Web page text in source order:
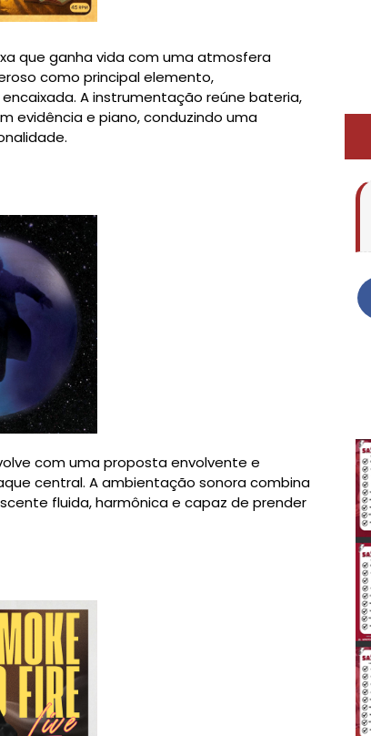
que ganha vida com uma atmosfera
como principal elemento,
A instrumentação reúne bateria,
evidência e piano, conduzindo uma
com uma proposta envolvente e
central. A ambientação sonora combina
fluida, harmônica e capaz de prender